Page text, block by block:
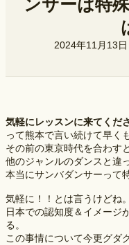
ンサーは特
2024年11月13日
気軽にレッスンに来てくだ
って熊本で言い続けて早く
その前の東京時代を合わす
他のジャンルのダンスと違
本当にサンバダンサーって
気軽に！！とは言うけどね。
日本での認知度＆イメージ
る。
この事情について今更グダ